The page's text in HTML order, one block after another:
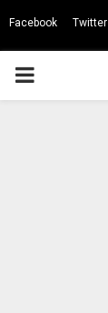
Facebook Twitter
PRIMARY